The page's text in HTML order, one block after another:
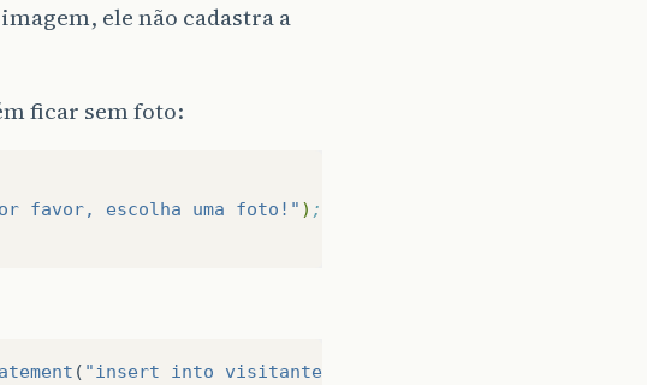
ele não cadastra a
ficar sem foto:
favor, escolha uma foto!" ) ;
( "insert into visitantes